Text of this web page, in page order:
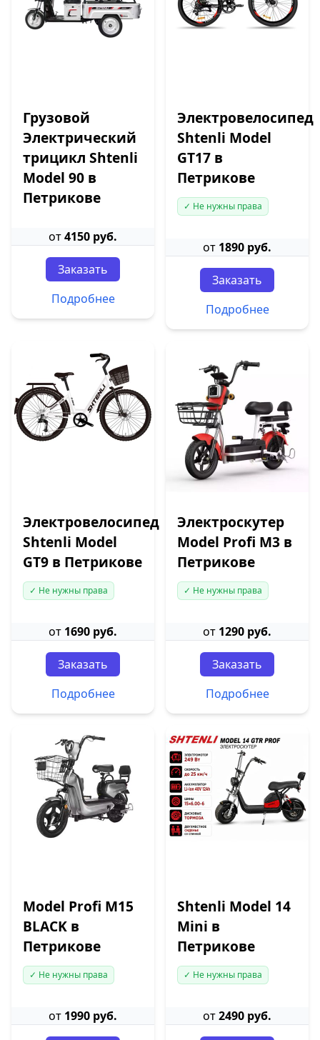
Грузовой
Электрический
трицикл Shtenli
Model 90 в
Петрикове
от4150 руб.
Заказать
Подробнее
Электровелосипед
Shtenli Model
GT17 в
Петрикове
✓ Не нужны права
от 1890 руб.
Заказать
Подробнее
Электровелосипед
Shtenli Model
GT9 в Петрикове
✓ Не нужны права
от 1690 руб.
Заказать
Подробнее
Электроскутер
Model Profi M3 в
Петрикове
✓ Не нужны права
от 1290 руб.
Заказать
Подробнее
Model Profi M15
BLACK в
Петрикове
✓ Не нужны права
от 1990 руб.
Shtenli Model 14
Mini в
Петрикове
✓ Не нужны права
от2490 руб.